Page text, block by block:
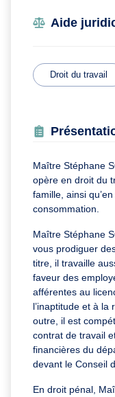
Aide
Droit du travail
Maître Stéphane
opère en droit du
famille, ainsi
consommation.
Maître Stéphane
vous prodiguer
titre, il travaille
faveur des
afférentes au
l’inaptitude et à la
outre, il est
contrat de travail
financières du
devant le Conseil
En droit pénal,